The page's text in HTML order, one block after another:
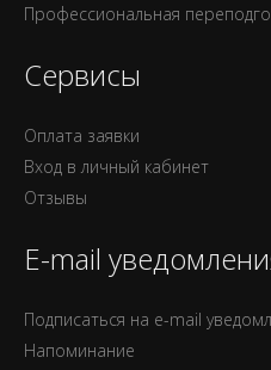
Профессиональная
Сервисы
Оплата заявки
Вход в личный кабинет
Отзывы
E-mail
Подписаться на e-mail
Напоминание